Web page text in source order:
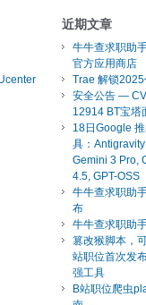
近期文章
牛牛查求职助
官方应用商店
Trae 解锁
安全公告 —
12914 BT宝塔
18日Google
具：
Gemini 3 Pro,
4.5, GPT-OSS
牛牛查求职助
布
牛牛查求职助
篡改猴脚本，
站职位首次发
强工具
B站职位爬虫